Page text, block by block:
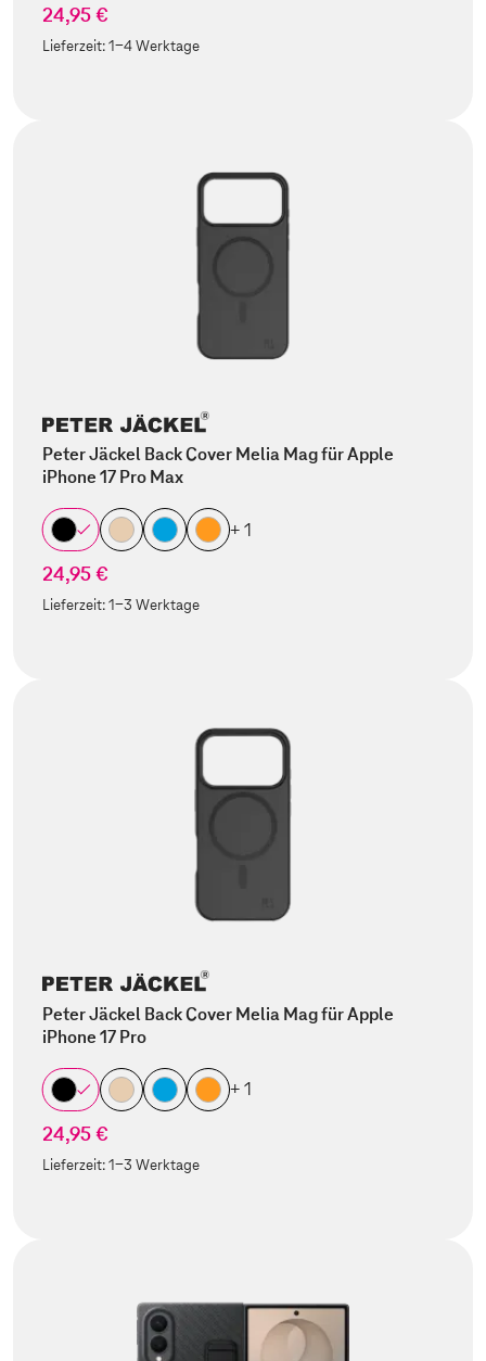
24,95 €
Lieferzeit:1-4 Werktage
Peter Jäckel Back Cover Melia Mag für Apple
iPhone 17 Pro Max
+ 1
24,95 €
Lieferzeit:1-3 Werktage
Peter Jäckel Back Cover Melia Mag für Apple
iPhone 17 Pro
+ 1
24,95 €
Lieferzeit:1-3 Werktage